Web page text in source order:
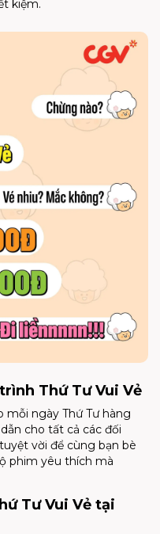
kiệm.
Thứ Tư Vui Vẻ
mỗi ngày Thứ Tư hàng
cho tất cả các đối
vời để cùng bạn bè
phim yêu thích mà
Tư Vui Vẻ tại